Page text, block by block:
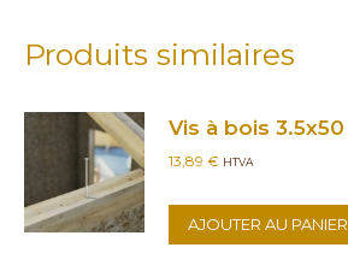
Produits similaires
Vis à bois 3.5x50
13,89 € HTVA
AJOUTER AU PANIER